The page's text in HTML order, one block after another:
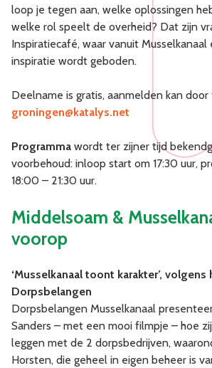
loop je tegen aan, welke oplossingen
welke rol speelt de overheid? Dat zijn
Inspiratiecafé, waar vanuit
inspiratie wordt geboden.
Deelname is gratis, aanmelden kan
groningen@katalys.net
Programma wordt ter zijner tijd
voorbehoud: inloop start om 17:30 uur,
18:00 – 21:30 uur.
Middelsoam &
voorop
‘Musselkanaal toont karakter’,
Dorpsbelangen
Dorpsbelangen Musselkanaal
Sanders – met een mooi filmpje – hoe
leggen met de 2 dorpsbedrijven,
Horsten, die geheel in eigen beheer is